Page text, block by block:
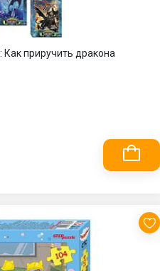
Как приручить дракона